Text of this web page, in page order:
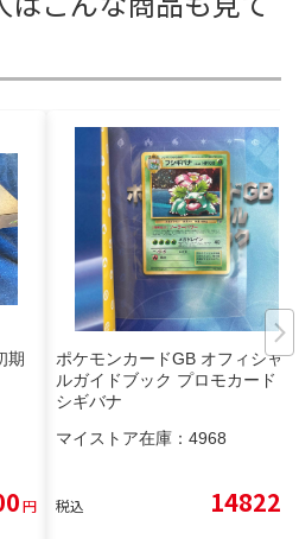
期
円
ポケモンカードGB オフィシャ
ルガイドブック プロモカード フ
シギバナ
マイストア在庫： 4968
税込 14822